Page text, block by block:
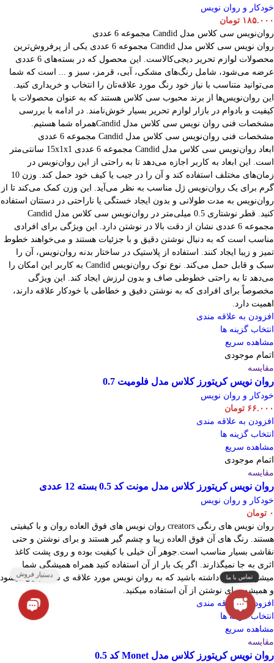
خودکار و روان نویس
۱۸۵.۰۰۰ تومان
روان‌نویس سی کلاس مدل Candid مجموعه 6 عددی
روان نویس سی کلاس مدل Candid مجموعه 6 عددی یکی از پرفروش‌ترین
محصولات لوازم تحریر دیجی‌کالاست. این محصول که در بسته‌های 6 عددی
عرضه می‌شود، شامل رنگ‌های مشکی، آبی، قرمز، سبز و ... است که شما
می‌توانید متناسب با نیاز خود رنگ مورد علاقه‌تان را انتخاب و خریداری کنید.
این روان‌نویس‌ها از برند محبوب سی کلاس هستند که به عنوان محصولات با
کیفیت و بادوام در بازار لوازم تحریر بسیار خوش‌نامند. در ادامه با بررسی
مشخصات فنی روان نویس سی کلاس مدل Candidهمراه شما هستیم.
مشخصات فنی روان‌نویس سی کلاس مدل Candid مجموعه 6 عددی
ابعاد روان‌نویس سی کلاس مدل Candid مجموعه 6 عددی 15x1x1 سانتی‌متر
است. این ابعاد به کاربر اجازه می‌دهد تا به راحتی از این روان‌نویس در
زمان‌های مختلف استفاده کند و آن را در جیب یا کیف خود حمل کند. وزن 10
گرم برای یک روان‌نویس ژل مناسب به نظر می‌آید. این وزن کمک می‌کند تا از
روان‌نویس به مدت طولانی و بدون ایجاد خستگی یا ناراحتی در دستتان استفاده
کنید. قطر نوشتاری 0.5 میلی‌متر در روان‌نویس سی کلاس مدل Candid
مجموعه 6 عددی نشان از دقت بالا در نوشتن دارد. این ویژگی برای افرادی
مناسب است که به دنبال نوشتن دقیق و با جزئیات هستند و می‌خواهند خطوط
تمیز و زیبا ایجاد کنند. استفاده از پلاستیک در ساختار بدنه روان‌نویس، آن را
سبک و قابل حمل می‌کند. نوع نوک روان‌نویس Candid به کاربر این امکان را
می‌دهد تا به راحتی خطوطی صاف و بدون لرزش ایجاد کند. این ویژگی
مخصوصاً برای افرادی که به نوشتن دقیق و خطاطی با خودکار علاقه دارند،
اهمیت دارد.
افزودن به علاقه مندی
انتخاب گزینه ها
مشاهده سریع
اتمام موجودی
مقایسه
روان نویس کریتورز کلاس مدل فلومیت 0.7
خودکار و روان نویس
۶۶.۰۰۰ تومان
افزودن به علاقه مندی
انتخاب گزینه ها
مشاهده سریع
اتمام موجودی
مقایسه
روان نویس کریتورز کلاس مدل مونت کد 0.5 بسته 12 عددی
خودکار و روان نویس
۰ تومان
روان نویس های رنگی creators روان نویس های فوق العاده روان و با کیفیتی
هستند. رنگ های آن فوق العاده زیبا و چشم گیر هستند و برای نوشتن و حتی
نقاشی بسیار مناسب است.جوهر آن خیلی با کیفیت بوده و روی پشت کاغذ
اثری به جا نمیگذارند. اگر یک بار از آن استفاده کنید همراه همیشگی شما
میشود.اطمینان داشته باشید که به روان نویس مورد علاقه ی شما تبدیل میشود
و همیشه برای نوشتن از آن استفاده میکنید.
افزودن به علاقه مندی
انتخاب گزینه ها
مشاهده سریع
مقایسه
روان نویس کریتورز کلاس مدل Monet کد 0.5